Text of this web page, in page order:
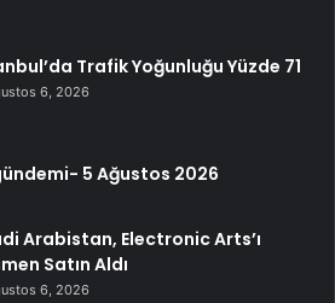
Trafik Yoğunluğu Yüzde 71
6, 2026
5 Ağustos 2026
Arabistan, Electronic Arts’ı
Satın Aldı
6, 2026